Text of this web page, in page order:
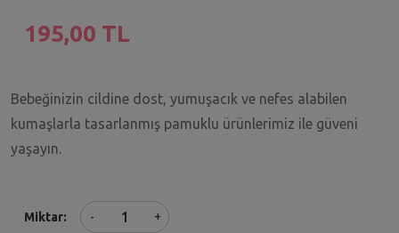
195,00 TL
Bebeğinizin cildine dost, yumuşacık ve nefes alabilen
kumaşlarla tasarlanmış pamuklu ürünlerimiz ile güveni
yaşayın.
Miktar -
+